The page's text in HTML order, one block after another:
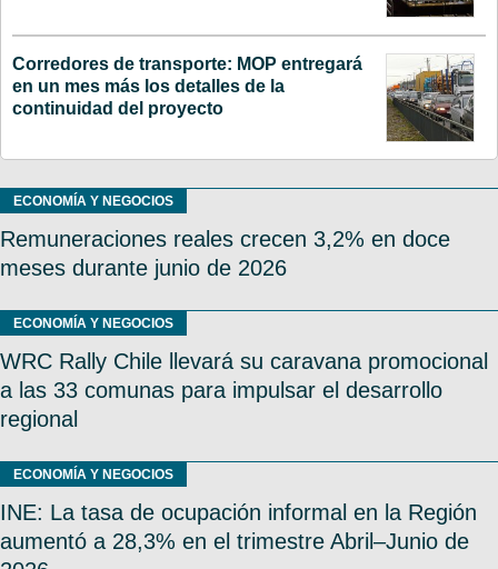
Corredores de transporte: MOP entregará
en un mes más los detalles de la
continuidad del proyecto
ECONOMÍA Y NEGOCIOS
Remuneraciones reales crecen 3,2% en doce
meses durante junio de 2026
ECONOMÍA Y NEGOCIOS
WRC Rally Chile llevará su caravana promocional
a las 33 comunas para impulsar el desarrollo
regional
ECONOMÍA Y NEGOCIOS
INE: La tasa de ocupación informal en la Región
aumentó a 28,3% en el trimestre Abril–Junio de